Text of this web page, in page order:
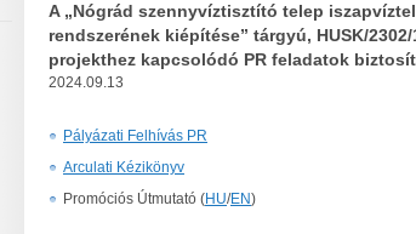
A „Nógrád szennyvíztisztító telep
rendszerének kiépítése” tárgyú, HUSK/2302/
projekthez kapcsolódó PR feladatok
2024.09.13
Pályázati Felhívás PR
Arculati Kézikönyv
Promóciós Útmutató (HU/EN)